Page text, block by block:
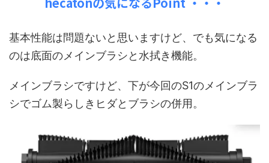
基本性能は問題ないと思いますけど、でも気になる
のは底面のメインブラシと水拭き機能。
メインブラシですけど、下が今回のS1のメインブラ
シでゴム製らしきヒダとブラシの併用。